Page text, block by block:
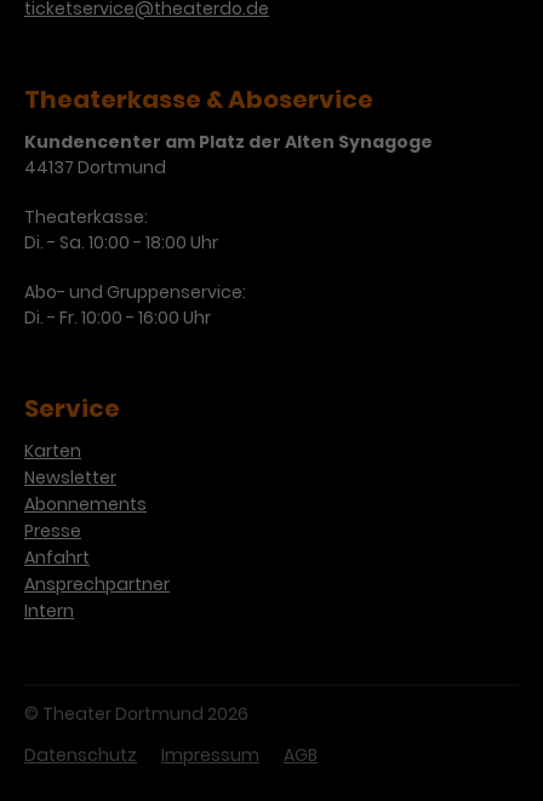
ticketservice@theaterdo.de
Theaterkasse & Aboservice
Kundencenter am Platz der Alten Synagoge
44137 Dortmund
Theaterkasse:
Di. - Sa. 10:00 - 18:00 Uhr
Abo- und Gruppenservice:
Di. - Fr. 10:00 - 16:00 Uhr
Service
Karten
Newsletter
Abonnements
Presse
Anfahrt
Ansprechpartner
Intern
© Theater Dortmund 2026
Datenschutz
Impressum AGB